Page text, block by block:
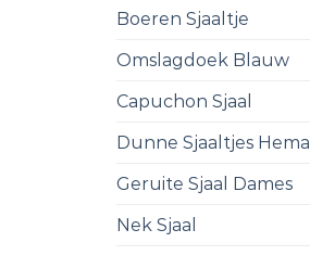
Boeren Sjaaltje
Omslagdoek Blauw
Capuchon Sjaal
Dunne Sjaaltjes Hema
Geruite Sjaal Dames
Nek Sjaal